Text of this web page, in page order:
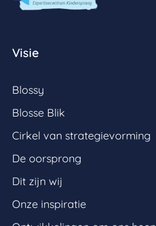
Visie
Blossy
Blosse Blik
Cirkel van strategievorming
De oorsprong
Dit zijn wij
Onze inspiratie